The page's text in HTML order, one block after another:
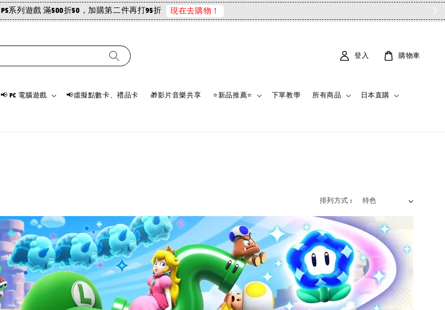
PS系列遊戲 滿500折50，加購第二件再打95折 現在去購物！
📢 PC 電腦遊戲 📢虛擬點數卡、禮品卡 🎁影片音樂共享 ⭐新品推薦⭐ 下單教學 所有商品 日本直購
登入 購物車
排列方式 :